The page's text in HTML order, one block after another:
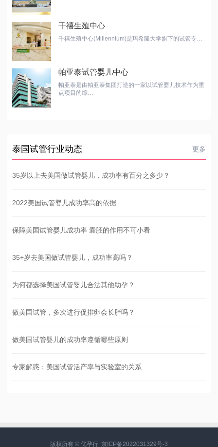
千禧生殖中心
千禧生殖中心(Millennium)是玛希隆大学旗下的试管专…
帕亚泰试管婴儿中心
帕亚泰是由帕亚泰集团打造的一家以试管婴儿技术作为重
点项目的综…
泰国试管行业动态 更多
35岁以上去美国做试管婴儿，成功率有百分之多少？
2022美国试管婴儿成功率高的依据
保障美国试管婴儿成功率 囊胚的作用不可小看
35+岁去美国做试管婴儿，成功率高吗？
为何都选择美国试管婴儿合法其他助孕？
做美国试管，多次进行促排卵会长胖吗？
做美国试管婴儿的成功率遵循哪些原则
专家解惑：美国试管活产率与实验室的关系
版权所有 © 优孕行 京ICP备2022031329号-3